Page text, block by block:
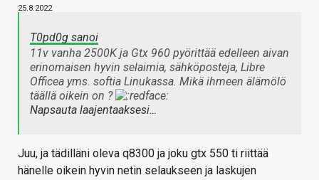
25.8.2022
T0pd0g sanoi
11v vanha 2500K ja Gtx 960 pyörittää edelleen aivan
erinomaisen hyvin selaimia, sähköposteja, Libre
Officea yms. softia Linukassa. Mikä ihmeen älämölö
täällä oikein on ?
Napsauta laajentaaksesi…
Juu, ja tädilläni oleva q8300 ja joku gtx 550 ti riittää
hänelle oikein hyvin netin selaukseen ja laskujen